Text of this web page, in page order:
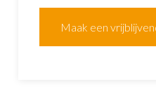
Maak een